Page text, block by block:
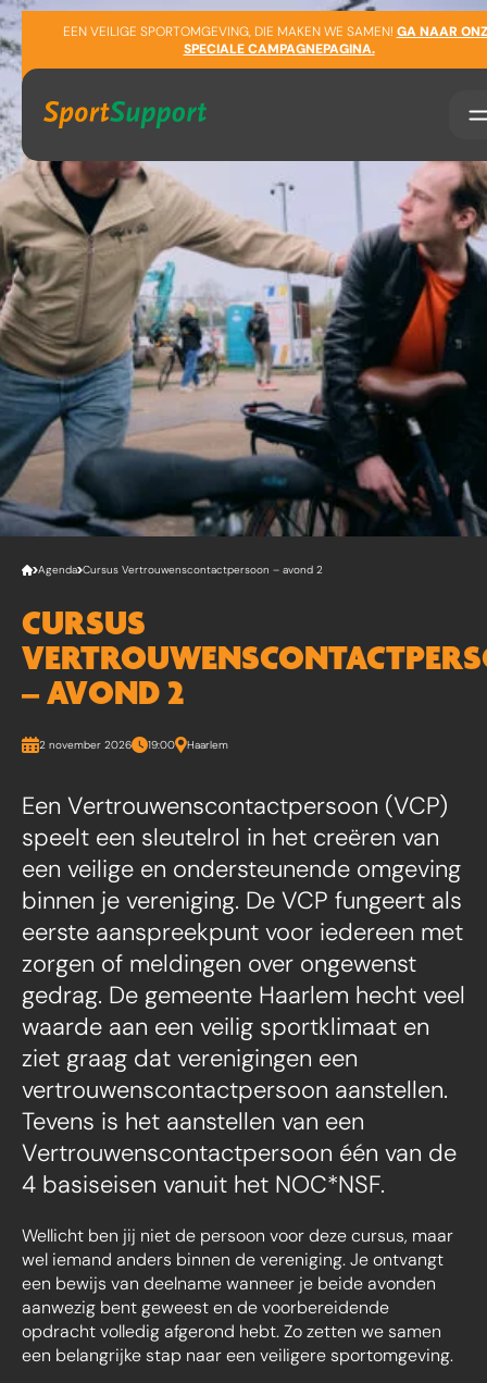
Sla navigatie over
EEN VEILIGE SPORTOMGEVING, DIE MAKEN WE SAMEN! GA NAAR
SPECIALE CAMPAGNEPAGINA.
Agenda Cursus Vertrouwenscontactpersoon – avond 2
CURSUS
– AVOND 2
2 november 2026 19:00 Haarlem
Een Vertrouwenscontactpersoon (VCP)
speelt een sleutelrol in het creëren van
een veilige en ondersteunende omgeving
binnen je vereniging. De VCP fungeert als
eerste aanspreekpunt voor iedereen met
zorgen of meldingen over ongewenst
gedrag. De gemeente Haarlem hecht veel
waarde aan een veilig sportklimaat en
ziet graag dat verenigingen een
vertrouwenscontactpersoon aanstellen.
Tevens is het aanstellen van een
Vertrouwenscontactpersoon één van de
4 basiseisen vanuit het NOC*NSF.
Wellicht ben jij niet de persoon voor deze cursus, maar
wel iemand anders binnen de vereniging. Je ontvangt
een bewijs van deelname wanneer je beide avonden
aanwezig bent geweest en de voorbereidende
opdracht volledig afgerond hebt. Zo zetten we samen
een belangrijke stap naar een veiligere sportomgeving.